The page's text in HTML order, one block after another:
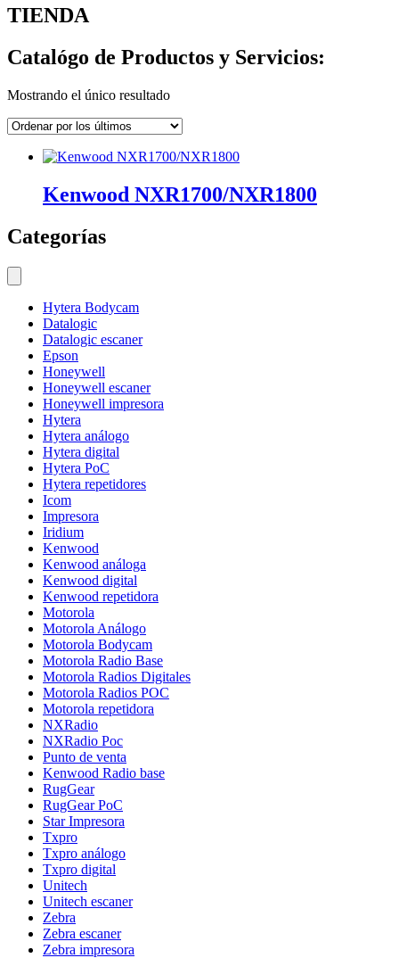
TIENDA
Catalógo de Productos y Servicios:
Mostrando el único resultado
Kenwood NXR1700/NXR1800
Categorías
Hytera Bodycam
Datalogic
Datalogic escaner
Epson
Honeywell
Honeywell escaner
Honeywell impresora
Hytera
Hytera análogo
Hytera digital
Hytera PoC
Hytera repetidores
Icom
Impresora
Iridium
Kenwood
Kenwood análoga
Kenwood digital
Kenwood repetidora
Motorola
Motorola Análogo
Motorola Bodycam
Motorola Radio Base
Motorola Radios Digitales
Motorola Radios POC
Motorola repetidora
NXRadio
NXRadio Poc
Punto de venta
Kenwood Radio base
RugGear
RugGear PoC
Star Impresora
Txpro
Txpro análogo
Txpro digital
Unitech
Unitech escaner
Zebra
Zebra escaner
Zebra impresora